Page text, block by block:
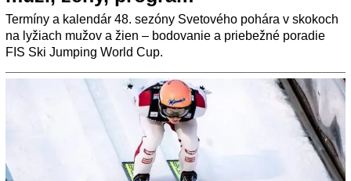
Termíny a kalendár 48. sezóny Svetového pohára v skokoch
na lyžiach mužov a žien – bodovanie a priebežné poradie
FIS Ski Jumping World Cup.